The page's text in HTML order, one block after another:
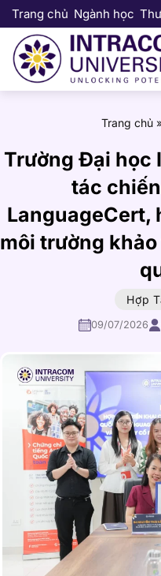
Bỏ
qua
nội
dung
Trang chủ Ngành học
Trang chủ
Trường Đại học
tác
LanguageCert,
môi trường
Hợp
09/07/2026